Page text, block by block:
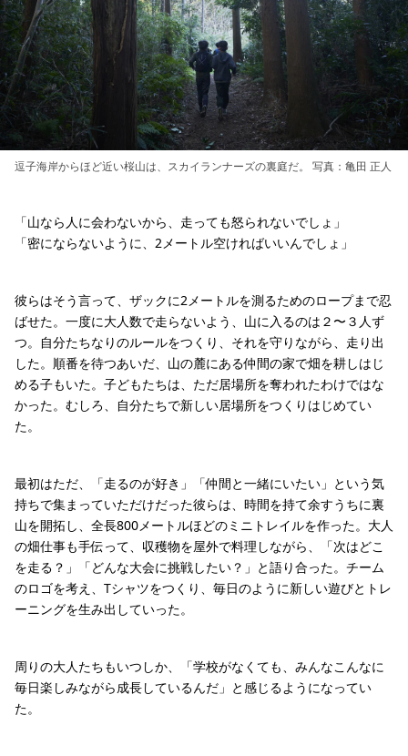
逗子海岸からほど近い桜山は、スカイランナーズの裏庭だ。 写真：亀田 正人
「山なら人に会わないから、走っても怒られないでしょ」
「密にならないように、2メートル空ければいいんでしょ」
彼らはそう言って、ザックに2メートルを測るためのロープまで忍
ばせた。一度に大人数で走らないよう、山に入るのは２〜３人ず
つ。自分たちなりのルールをつくり、それを守りながら、走り出
した。順番を待つあいだ、山の麓にある仲間の家で畑を耕しはじ
める子もいた。子どもたちは、ただ居場所を奪われたわけではな
かった。むしろ、自分たちで新しい居場所をつくりはじめてい
た。
最初はただ、「走るのが好き」「仲間と一緒にいたい」という気
持ちで集まっていただけだった彼らは、時間を持て余すうちに裏
山を開拓し、全長800メートルほどのミニトレイルを作った。大人
の畑仕事も手伝って、収穫物を屋外で料理しながら、「次はどこ
を走る？」「どんな大会に挑戦したい？」と語り合った。チーム
のロゴを考え、Tシャツをつくり、毎日のように新しい遊びとトレ
ーニングを生み出していった。
周りの大人たちもいつしか、「学校がなくても、みんなこんなに
毎日楽しみながら成長しているんだ」と感じるようになってい
た。